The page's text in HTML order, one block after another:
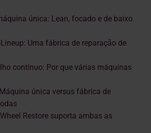
única: Lean, focado e de baixo
Uma fábrica de reparação de
contínuo: Por que várias máquinas
única versus fábrica de
Restore suporta ambas as